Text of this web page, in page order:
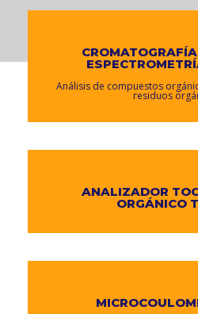
Análisis de compuestos
residuos
ANALIZADOR
ORGÁNICO